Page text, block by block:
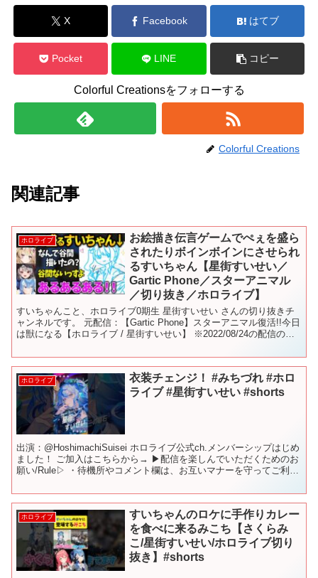
X Facebook はてブ
Pocket LINE コピー
Colorful Creationsをフォローする
Colorful Creations
関連記事
ホロライブ
お絵描き伝言ゲームでぺぇを盛ら
されたりボインボインにさせられ
るすいちゃん【星街すいせい／
Gartic Phone／スターアニマル
／切り抜き／ホロライブ】
すいちゃんこと、ホロライブ0期生 星街すいせい さんの切り抜きチ
ャンネルです。 元配信：【Gartic Phone】スターアニマル復活!!今日
は獣になる【ホロライブ / 星街すいせい】 ※2022/08/24の配信の切
ホロライブ
衣装チェンジ！ #みちづれ #ホロ
ライブ #星街すいせい #shorts
出演：@HoshimachiSuisei ホロライブ公式ch.メンバーシップはじめ
ました！ ご加入はこちらから→ ▶配信を楽しんでいただくためのお
願い/Rule▷ ・待機所やコメント欄は、お互いマナーを守ってご利用
ホロライブ
すいちゃんのロケに手作りカレー
を食べに来るみこち【さくらみ
こ/星街すいせい/ホロライブ切り
抜き】#shorts